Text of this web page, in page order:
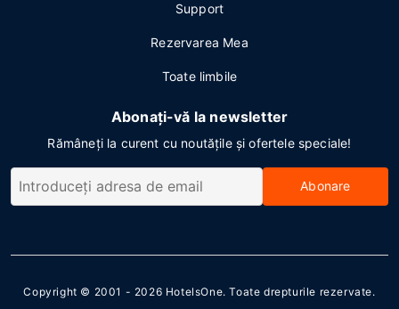
Support
Rezervarea Mea
Toate limbile
Abonați-vă la newsletter
Rămâneți la curent cu noutățile și ofertele speciale!
Abonare
Copyright © 2001 - 2026 HotelsOne. Toate drepturile rezervate.